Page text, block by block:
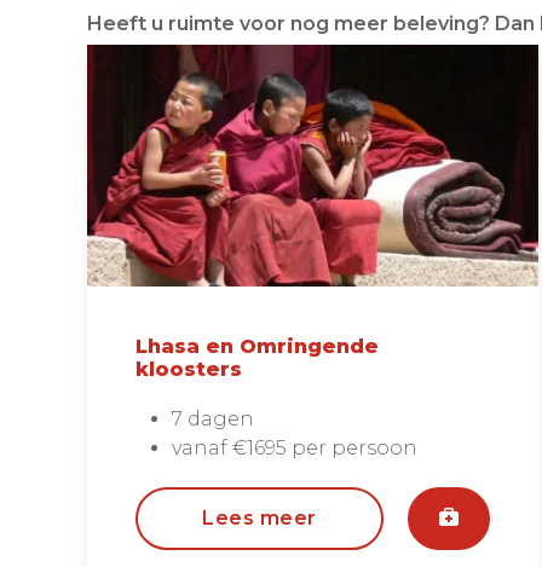
Heeft u ruimte voor nog meer beleving?
Lhasa en Omringende
kloosters
7 dagen
vanaf €1695 per persoon
Lees meer